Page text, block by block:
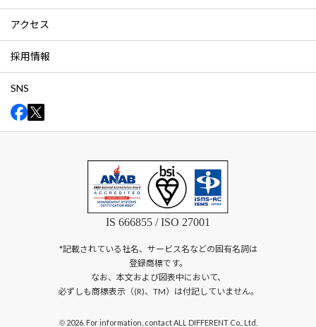
アクセス
採用情報
SNS
IS 666855 / ISO 27001
*記載されている社名、サービス名などの固有名詞は
登録商標です。
なお、本文および図表中において、
必ずしも商標表示（(R)、TM）は付記していません。
©2026. For information, contact ALL DIFFERENT Co., Ltd.